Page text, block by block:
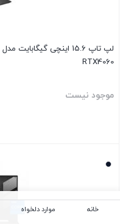
RTX4060
موجود نیست
خانه موارد دلخواه